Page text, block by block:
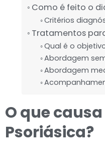
Como é feito o
Critérios
Tratamentos
Qual é o
Abordagem
Abordagem
O que
Psoriásica?